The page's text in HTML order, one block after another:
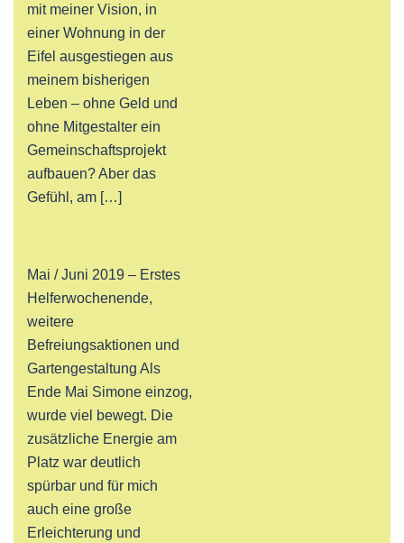
mit meiner Vision, in
einer Wohnung in der
Eifel ausgestiegen aus
meinem bisherigen
Leben – ohne Geld und
ohne Mitgestalter ein
Gemeinschaftsprojekt
aufbauen? Aber das
Gefühl, am […]
Mai / Juni 2019 – Erstes
Helferwochenende,
weitere
Befreiungsaktionen und
Gartengestaltung Als
Ende Mai Simone einzog,
wurde viel bewegt. Die
zusätzliche Energie am
Platz war deutlich
spürbar und für mich
auch eine große
Erleichterung und